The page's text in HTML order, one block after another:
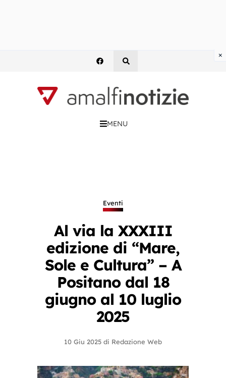
MENU
Eventi
Al via la XXXIII
edizione di “Mare,
Sole e Cultura” – A
Positano dal 18
giugno al 10 luglio
2025
10 Giu 2025 di Redazione Web
×